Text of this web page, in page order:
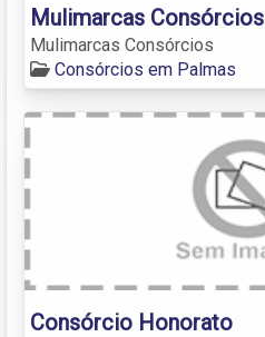
Mulimarcas Consórcios
Mulimarcas Consórcios
Consórcios em Palmas
Consórcio Honorato